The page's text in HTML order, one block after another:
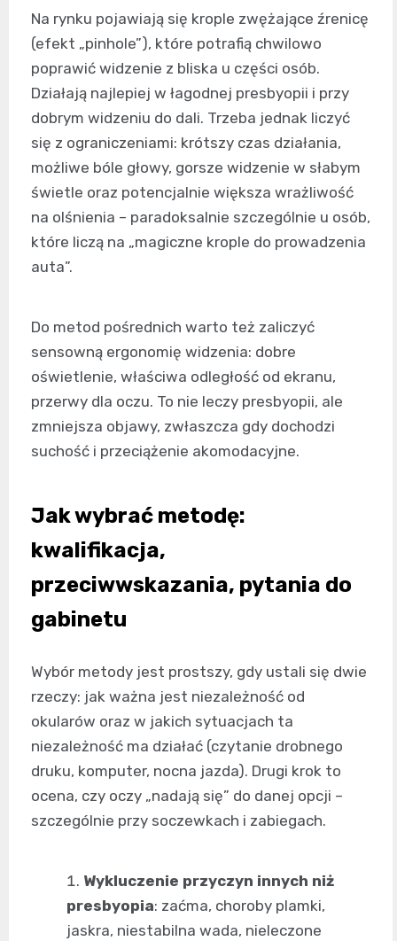
Na rynku pojawiają się krople zwężające źrenicę
(efekt „pinhole”), które potrafią chwilowo
poprawić widzenie z bliska u części osób.
Działają najlepiej w łagodnej presbyopii i przy
dobrym widzeniu do dali. Trzeba jednak liczyć
się z ograniczeniami: krótszy czas działania,
możliwe bóle głowy, gorsze widzenie w słabym
świetle oraz potencjalnie większa wrażliwość
na olśnienia – paradoksalnie szczególnie u osób,
które liczą na „magiczne krople do prowadzenia
auta”.
Do metod pośrednich warto też zaliczyć
sensowną ergonomię widzenia: dobre
oświetlenie, właściwa odległość od ekranu,
przerwy dla oczu. To nie leczy presbyopii, ale
zmniejsza objawy, zwłaszcza gdy dochodzi
suchość i przeciążenie akomodacyjne.
Jak wybrać metodę:
kwalifikacja,
przeciwwskazania, pytania do
gabinetu
Wybór metody jest prostszy, gdy ustali się dwie
rzeczy: jak ważna jest niezależność od
okularów oraz w jakich sytuacjach ta
niezależność ma działać (czytanie drobnego
druku, komputer, nocna jazda). Drugi krok to
ocena, czy oczy „nadają się” do danej opcji –
szczególnie przy soczewkach i zabiegach.
Wykluczenie przyczyn innych niż
presbyopia: zaćma, choroby plamki,
jaskra, niestabilna wada, nieleczone